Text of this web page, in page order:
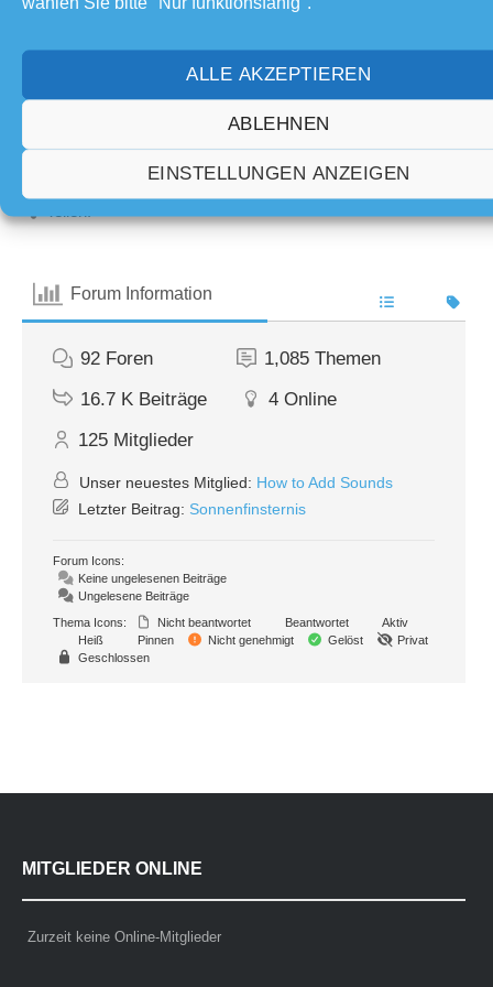
ALLE AKZEPTIEREN
ABLEHNEN
EINSTELLUNGEN ANZEIGEN
Foren
Forum Information
92 Foren 1,085 Themen
16.7 K Beiträge 4 Online
125 Mitglieder
Unser neuestes Mitglied: How to Add Sounds
Letzter Beitrag: Sonnenfinsternis
Forum Icons:
Keine ungelesenen Beiträge
Ungelesene Beiträge
Thema Icons:
Nicht beantwortet Beantwortet
Aktiv
Heiß
Pinnen Nicht genehmigt Gelöst
Privat
Geschlossen
MITGLIEDER ONLINE
Zurzeit keine Online-Mitglieder